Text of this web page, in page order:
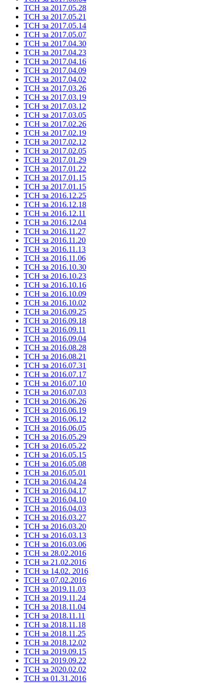
ТСН за 2017.05.28
ТСН за 2017.05.21
ТСН за 2017.05.14
ТСН за 2017.05.07
ТСН за 2017.04.30
ТСН за 2017.04.23
ТСН за 2017.04.16
ТСН за 2017.04.09
ТСН за 2017.04.02
ТСН за 2017.03.26
ТСН за 2017.03.19
ТСН за 2017.03.12
ТСН за 2017.03.05
ТСН за 2017.02.26
ТСН за 2017.02.19
ТСН за 2017.02.12
ТСН за 2017.02.05
ТСН за 2017.01.29
ТСН за 2017.01.22
ТСН за 2017.01.15
ТСН за 2017.01.15
ТСН за 2016.12.25
ТСН за 2016.12.18
ТСН за 2016.12.11
ТСН за 2016.12.04
ТСН за 2016.11.27
ТСН за 2016.11.20
ТСН за 2016.11.13
ТСН за 2016.11.06
ТСН за 2016.10.30
ТСН за 2016.10.23
ТСН за 2016.10.16
ТСН за 2016.10.09
ТСН за 2016.10.02
ТСН за 2016.09.25
ТСН за 2016.09.18
ТСН за 2016.09.11
ТСН за 2016.09.04
ТСН за 2016.08.28
ТСН за 2016.08.21
ТСН за 2016.07.31
ТСН за 2016.07.17
ТСН за 2016.07.10
ТСН за 2016.07.03
ТСН за 2016.06.26
ТСН за 2016.06.19
ТСН за 2016.06.12
ТСН за 2016.06.05
ТСН за 2016.05.29
ТСН за 2016.05.22
ТСН за 2016.05.15
ТСН за 2016.05.08
ТСН за 2016.05.01
ТСН за 2016.04.24
ТСН за 2016.04.17
ТСН за 2016.04.10
ТСН за 2016.04.03
ТСН за 2016.03.27
ТСН за 2016.03.20
ТСН за 2016.03.13
ТСН за 2016.03.06
ТСН за 28.02.2016
ТСН за 21.02.2016
ТСН за 14.02. 2016
ТСН за 07.02.2016
ТСН за 2019.11.03
ТСН за 2019.11.24
ТСН за 2018.11.04
ТСН за 2018.11.11
ТСН за 2018.11.18
ТСН за 2018.11.25
ТСН за 2018.12.02
ТСН за 2019.09.15
ТСН за 2019.09.22
ТСН за 2020.02.02
ТСН за 01.31.2016